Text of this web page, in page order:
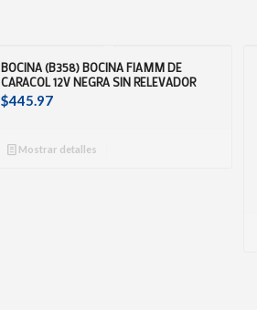
BOCINA (B358) BOCINA FIAMM DE
CARACOL 12V NEGRA SIN RELEVADOR
$445.97
Mostrar detalles